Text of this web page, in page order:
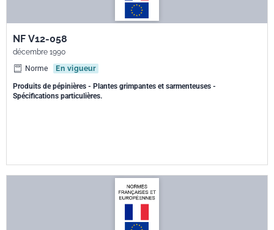
NF V12-058
décembre 1990
Norme
En vigueur
Produits de pépinières - Plantes grimpantes et sarmenteuses -
Spécifications particulières.